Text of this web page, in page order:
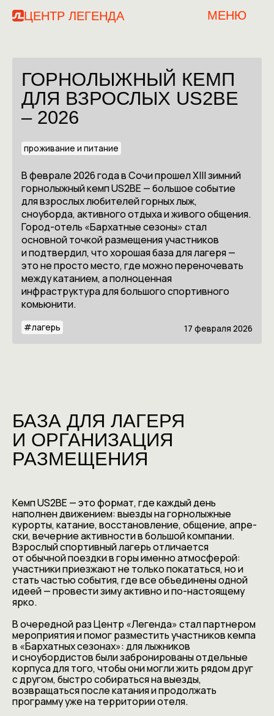
ЦЕНТР ЛЕГЕНДА МЕНЮ
ГОРНОЛЫЖНЫЙ КЕМП
ДЛЯ ВЗРОСЛЫХ US2BE
– 2026
проживание и питание
В феврале 2026 года в Сочи прошел XIII зимний
горнолыжный кемп US2BE — большое событие
для взрослых любителей горных лыж,
сноуборда, активного отдыха и живого общения.
Город-отель «Бархатные сезоны» стал
основной точкой размещения участников
и подтвердил, что хорошая база для лагеря —
это не просто место, где можно переночевать
между катанием, а полноценная
инфраструктура для большого спортивного
комьюнити.
#лагерь 17 февраля 2026
БАЗА ДЛЯ ЛАГЕРЯ
И ОРГАНИЗАЦИЯ
РАЗМЕЩЕНИЯ
Кемп US2BE — это формат, где каждый день
наполнен движением: выезды на горнолыжные
курорты, катание, восстановление, общение, апре-
ски, вечерние активности в большой компании.
Взрослый спортивный лагерь отличается
от обычной поездки в горы именно атмосферой:
участники приезжают не только покататься, но и
стать частью события, где все объединены одной
идеей — провести зиму активно и по-настоящему
ярко.
В очередной раз Центр «Легенда» стал партнером
мероприятия и помог разместить участников кемпа
в «Бархатных сезонах»: для лыжников
и сноубордистов были забронированы отдельные
корпуса для того, чтобы они могли жить рядом друг
с другом, быстро собираться на выезды,
возвращаться после катания и продолжать
программу уже на территории отеля.